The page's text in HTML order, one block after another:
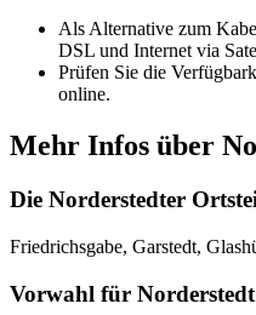
Als Alternative zum
DSL und Internet via
Prüfen Sie die
online.
Mehr Infos über
Die Norderstedter
Friedrichsgabe, Garstedt,
Vorwahl für Norderstedt